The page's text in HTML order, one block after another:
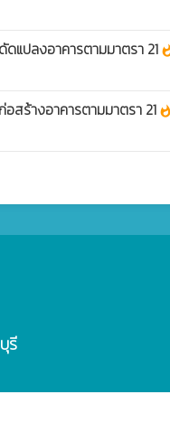
แปลงอาคารตามมาตรา 21
สร้างอาคารตามมาตรา 21
รี